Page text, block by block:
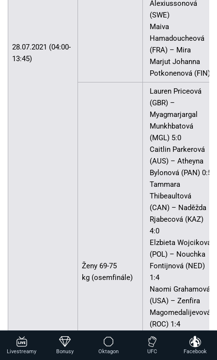
28.07.2021 (04:00-
13:45)
Alexiussonová
(SWE)
Maiva
Hamadoucheová
(FRA) – Mira
Marjut Johanna
Potkonenová (FIN)
Ženy 69-75
kg (osemfinále)
Lauren Priceová
(GBR) –
Myagmarjargal
Munkhbatová
(MGL) 5:0
Caitlin Parkerová
(AUS) – Atheyna
Bylonová (PAN) 0:5
Tammara
Thibeaultová
(CAN) – Naděžda
Rjabecová (KAZ)
4:0
Elzbieta Wojciková
(POL) – Nouchka
Fontijnová (NED)
1:4
Naomi Grahamová
(USA) – Zenfira
Magomedalijevová
(ROC) 1:4
Rady Adosinda
Gramaneová
Livestreamy Bonusy Oktagon UFC Facebook